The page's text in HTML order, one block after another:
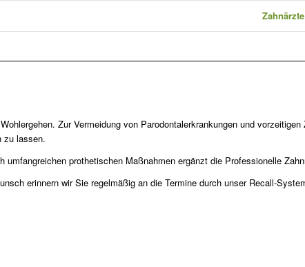
Zur Vermeidung von Parodontalerkrankungen und
zu lassen.
prothetischen Maßnahmen ergänzt die Professionelle
erinnern wir Sie regelmäßig an die Termine durch unser Recall-